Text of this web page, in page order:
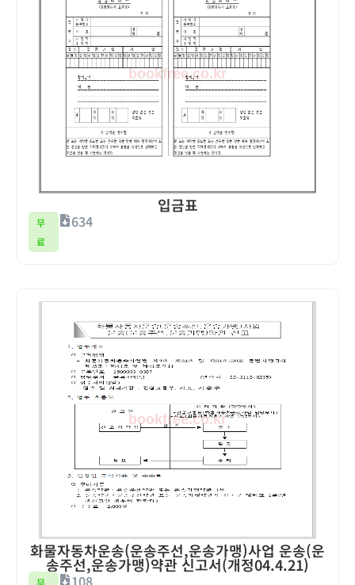
입금표
무
료
634
화물자동차운송(운송주선,운송가맹)사업 운송(운
송주선,운송가맹)약관 신고서(개정04.4.21)